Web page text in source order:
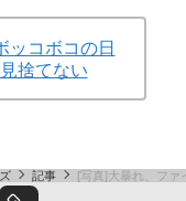
ッコボコの日
捨てない
記事 [写真]大暴れ、ファ